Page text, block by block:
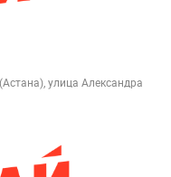
улица Александра